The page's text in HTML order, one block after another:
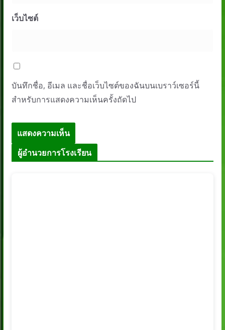
เว็บไซต์
บันทึกชื่อ, อีเมล และชื่อเว็บไซต์ของฉันบนเบราว์เซอร์นี้
สำหรับการแสดงความเห็นครั้งถัดไป
ผู้อำนวยการโรงเรียน